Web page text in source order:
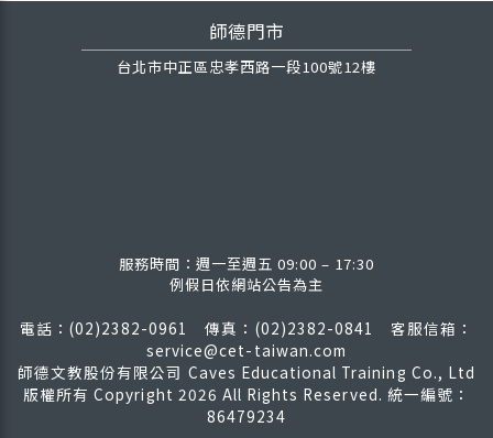
師德門市
台北市中正區忠孝西路一段100號12樓
服務時間：週一至週五 09:00 – 17:30
例假日依網站公告為主
電話：(02)2382-0961 傳真：(02)2382-0841客服信箱：
service@cet-taiwan.com
師德文教股份有限公司 Caves Educational Training Co., Ltd
版權所有 Copyright 2026 All Rights Reserved. 統一編號：
86479234